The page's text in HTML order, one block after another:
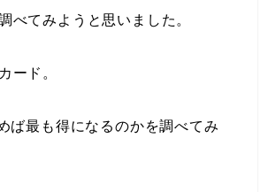
べてみようと思いました。
ード。
ば最も得になるのかを調べてみ